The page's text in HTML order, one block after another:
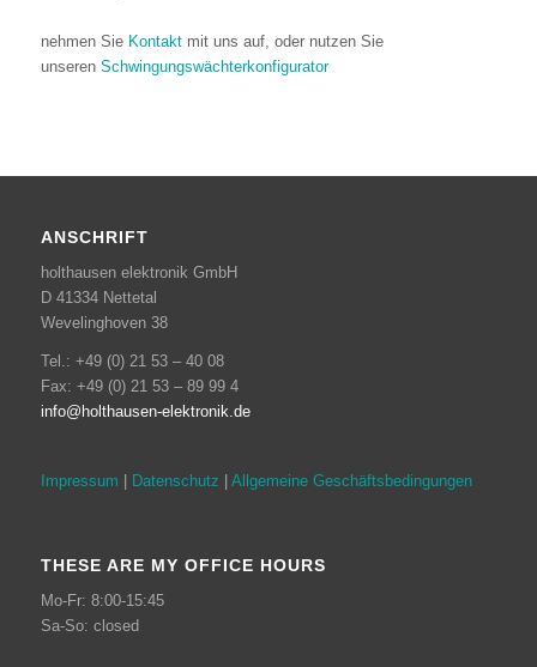
nehmen Sie Kontaktmit uns auf, oder nutzen Sie
unseren Schwingungswächterkonfigurator
ANSCHRIFT
holthausen elektronik GmbH
D 41334 Nettetal
Wevelinghoven 38
Tel.: +49 (0) 21 53 – 40 08
Fax: +49 (0) 21 53 – 89 99 4
info@holthausen-elektronik.de
Impressum Datenschutz Allgemeine Geschäftsbedingungen
THESE ARE MY OFFICE HOURS
Mo-Fr: 8:00-15:45
Sa-So: closed